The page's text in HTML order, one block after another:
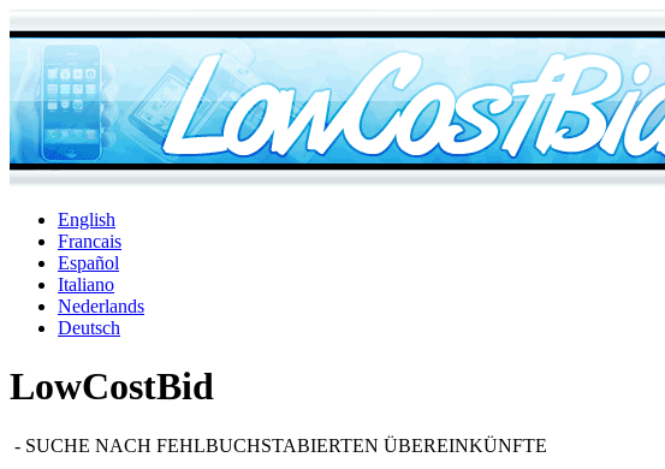
English
Francais
Español
Italiano
Nederlands
Deutsch
LowCostBid
- SUCHE NACH FEHLBUCHSTABIERTEN ÜBEREINKÜNFTE